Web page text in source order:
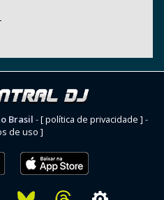
Brasil -[ política de privacidade ] -
de uso ]